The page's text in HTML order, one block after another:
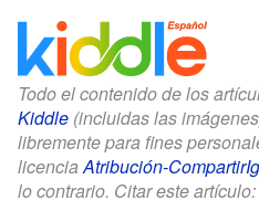
Todo el contenido de los
Kiddle (incluidas las
libremente para fines
licenciaAtribución-
lo contrario. Citar este artículo: